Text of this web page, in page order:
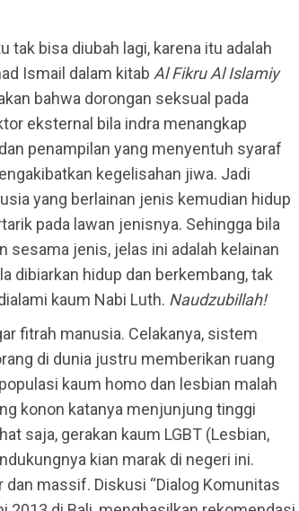
tak bisa diubah lagi, karena itu adalah
Ismail dalam kitab Al Fikru Al Islamiy
bahwa dorongan seksual pada
eksternal bila indra menangkap
penampilan yang menyentuh syaraf
kegelisahan jiwa. Jadi
yang berlainan jenis kemudian hidup
pada lawan jenisnya. Sehingga bila
sesama jenis, jelas ini adalah kelainan
dibiarkan hidup dan berkembang, tak
kaum Nabi Luth. Naudzubillah!
fitrah manusia. Celakanya, sistem
di dunia justru memberikan ruang
kaum homo dan lesbian malah
konon katanya menjunjung tinggi
saja, gerakan kaum LGBT (Lesbian,
kian marak di negeri ini.
massif. Diskusi “Dialog Komunitas